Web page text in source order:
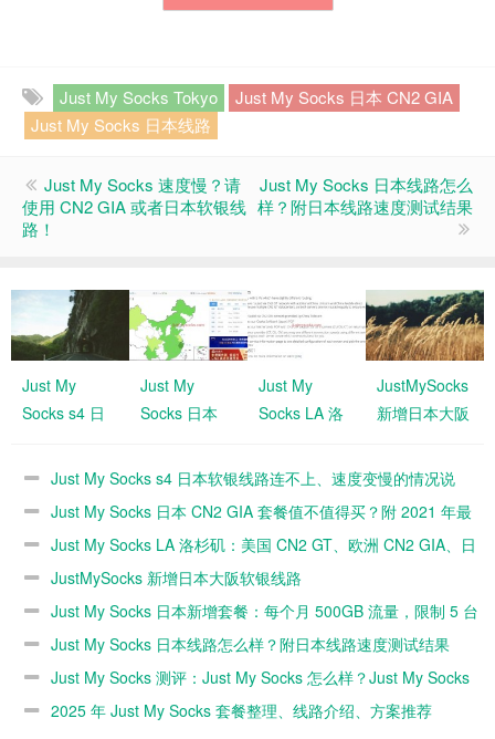
Just My Socks Tokyo
Just My Socks 日本 CN2 GIA
Just My Socks 日本线路
Just My Socks 速度慢？请
使用 CN2 GIA 或者日本软银线
路！
Just My Socks 日本线路怎么
样？附日本线路速度测试结果
Just My
Socks s4 日
不上、速度变
慢的情况说明
Just My
Socks 日本
餐值不值得
年最新使用体
验
Just My
Socks LA 洛
CN2 GT、欧
GIA、日本软
银等多个节点
可选
JustMySocks
新增日本大阪
Just My Socks s4 日本软银线路连不上、速度变慢的情况说
明 Just My Socks 日本 CN2 GIA 套餐值不值得买？附 2021 年最
新使用体验
Just My Socks LA 洛杉矶：美国 CN2 GT、欧洲 CN2 GIA、日
本软银等多个节点可选
JustMySocks 新增日本大阪软银线路
Just My Socks 日本新增套餐：每个月 500GB 流量，限制 5 台
设备，200Mbps 带宽，日本 CN2 GIA
Just My Socks 日本线路怎么样？附日本线路速度测试结果
Just My Socks 测评：Just My Socks 怎么样？Just My Socks
速度快不快？（2025 年更新）
2025 年 Just My Socks 套餐整理、线路介绍、方案推荐